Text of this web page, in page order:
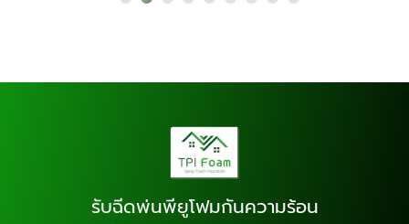
รับฉีดพ่นพียูโฟมกันความร้อน